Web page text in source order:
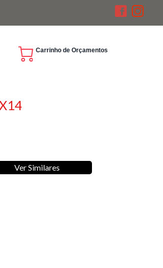
Carrinho de Orçamentos
Ver Similares